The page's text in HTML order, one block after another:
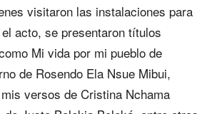
visitaron las instalaciones para
acto, se presentaron títulos
Mi vida por mi pueblo de
de Rosendo Ela Nsue Mibui,
versos de Cristina Nchama